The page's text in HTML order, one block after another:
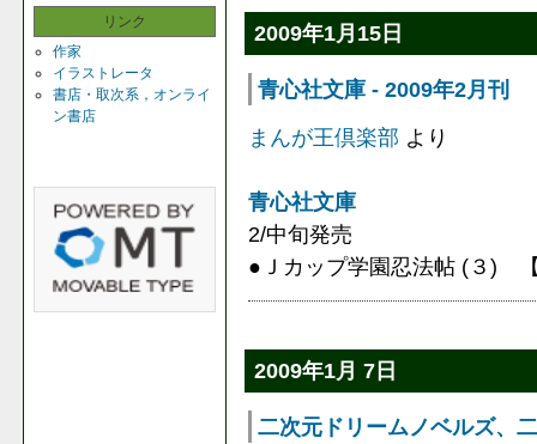
リンク
作家
イラストレータ
書店・取次系，オンライ
ン書店
2009年1月15日
青心社文庫 - 2009年2月刊
まんが王倶楽部 より
青心社文庫
2/中旬発売
●Ｊカップ学園忍法帖 (３)
2009年1月 7日
二次元ドリームノベルズ、